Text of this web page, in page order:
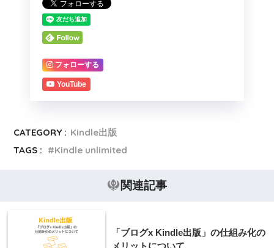
フォローする
YouTube
CATEGORY : Kindle出版
TAGS :
Kindle unlimited
関連記事
「ブログx Kindle出版」の仕組み化の
メリットについて